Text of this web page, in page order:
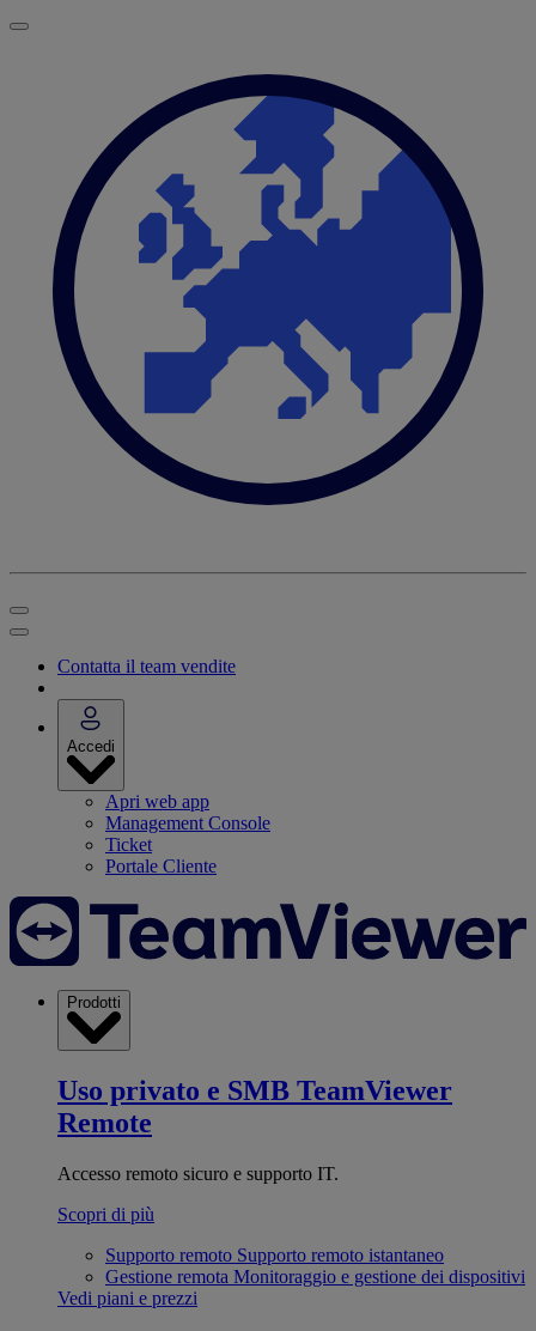
Contatta il team vendite
Accedi
Apri web app
Management Console
Ticket
Portale Cliente
Prodotti
Uso privato e SMB TeamViewer
Remote
Accesso remoto sicuro e supporto IT.
Scopri di più
Supporto remoto Supporto remoto istantaneo
Gestione remota Monitoraggio e gestione dei dispositivi
Vedi piani e prezzi